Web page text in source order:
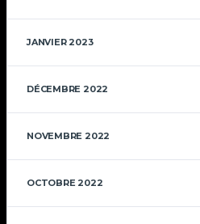
JANVIER 2023
DÉCEMBRE 2022
NOVEMBRE 2022
OCTOBRE 2022